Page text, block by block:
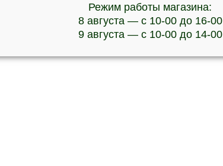
Режим работы магазина:
8 августа — с 10-00 до 16-00
9 августа — с 10-00 до 14-00